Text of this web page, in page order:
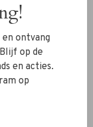
ontvang
op de
en acties.
op